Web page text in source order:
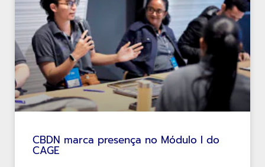
CBDN marca presença no Módulo I do
CAGE